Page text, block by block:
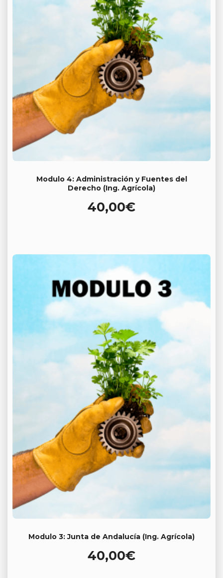
Modulo 4: Administración y Fuentes del
Derecho (Ing. Agrícola)
40,00€
Modulo 3: Junta de Andalucía (Ing. Agrícola)
40,00€